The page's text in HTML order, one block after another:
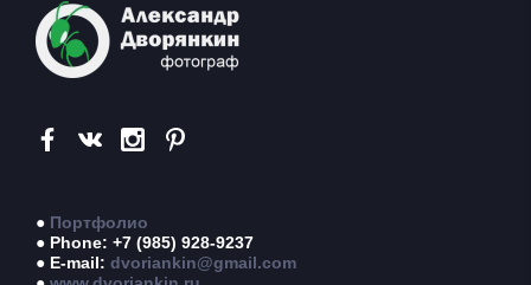
● Портфолио
● Phone: +7 (985) 928-9237
● E-mail: dvoriankin@gmail.com